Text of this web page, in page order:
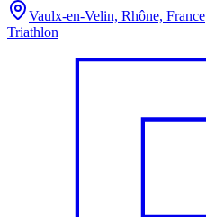
Vaulx-en-Velin, Rhône, France
Triathlon